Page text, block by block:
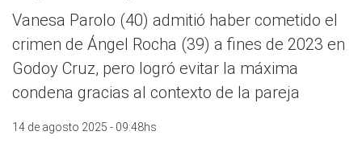
Vanesa Parolo (40) admitió haber cometido el
crimen de Ángel Rocha (39) a fines de 2023 en
Godoy Cruz, pero logró evitar la máxima
condena gracias al contexto de la pareja
14 de agosto 2025 - 09:48hs